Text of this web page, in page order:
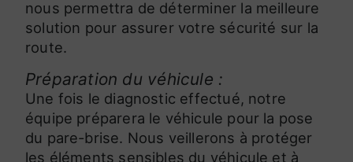
nous permettra de déterminer la meilleure
solution pour assurer votre sécurité sur la
route.
Préparation du véhicule :
Une fois le diagnostic effectué, notre
équipe préparera le véhicule pour la pose
du pare-brise. Nous veillerons à protéger
les éléments sensibles du véhicule et à